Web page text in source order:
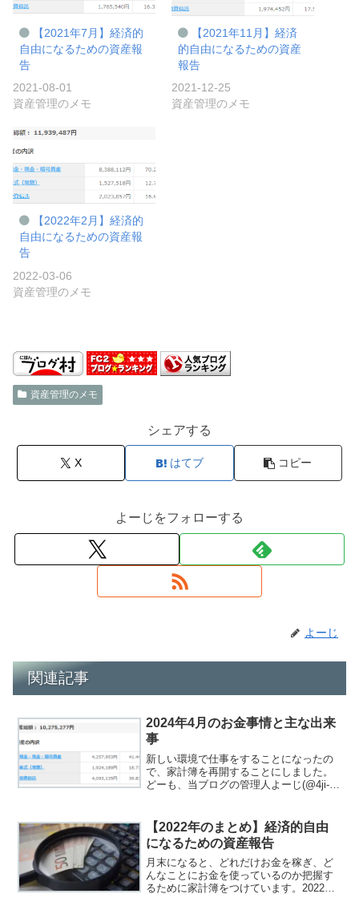
【2021年7月】経済的
自由になるための資産報
告
2021-08-01
資産管理のメモ
【2021年11月】経済
的自由になるための資産
報告
2021-12-25
資産管理のメモ
【2022年2月】経済的
自由になるための資産報
告
2022-03-06
資産管理のメモ
資産管理のメモ
シェアする
X はてブ コピー
よーじをフォローする
よーじ
関連記事
2024年4月のお金事情と主な出来
事
新しい環境で仕事をすることになったの
で、家計簿を再開することにしました。
どーも、当ブログの管理人よーじ(@4ji-
す。「少ないお金でも有意義に過ごすこ
とができる」...
【2022年のまとめ】経済的自由
になるための資産報告
月末になると、どれだけお金を稼ぎ、ど
んなことにお金を使っているのか把握す
るために家計簿をつけています。2022